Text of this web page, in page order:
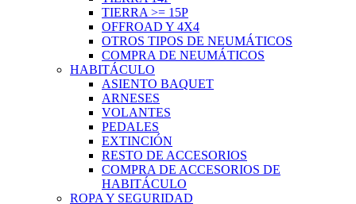
TIERRA >= 15P
OFFROAD Y 4X4
OTROS TIPOS DE NEUMÁTICOS
COMPRA DE NEUMÁTICOS
HABITÁCULO
ASIENTO BAQUET
ARNESES
VOLANTES
PEDALES
EXTINCIÓN
RESTO DE ACCESORIOS
COMPRA DE ACCESORIOS DE
HABITÁCULO
ROPA Y SEGURIDAD